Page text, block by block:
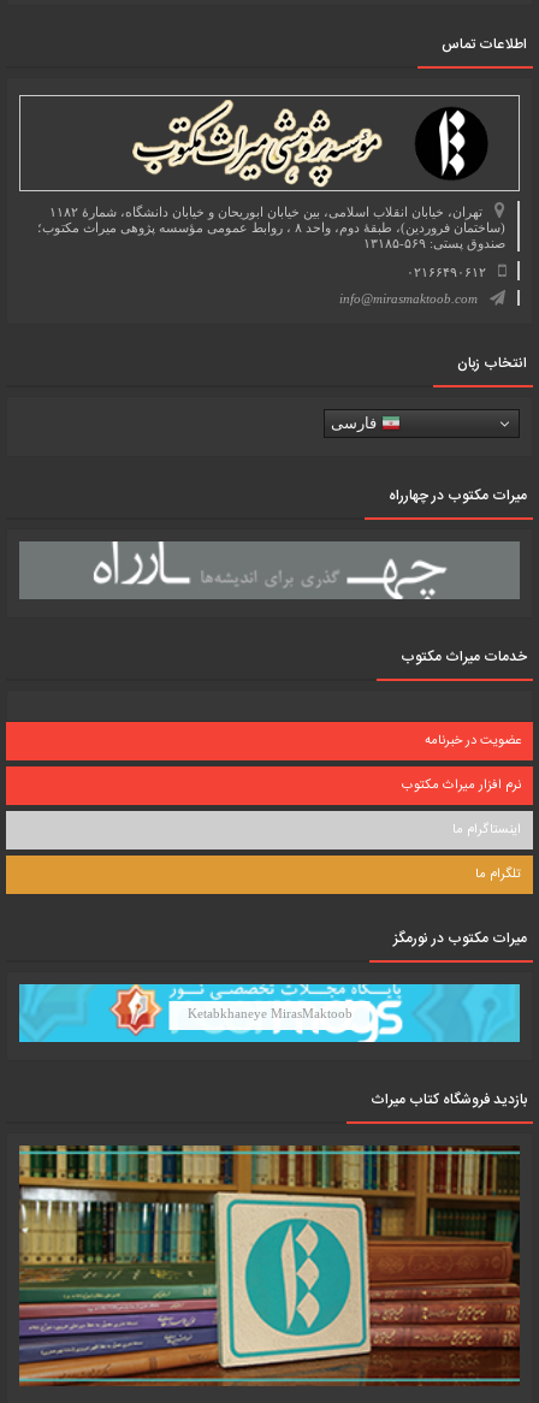
اطلاعات تماس
تهران، خیابان انقلاب اسلامی، بین خیابان ابوریحان و خیابان دانشگاه، شمارۀ ۱۱۸۲
(ساختمان فروردین)، طبقۀ دوم، واحد ۸ ، روابط عمومی مؤسسه پژوهی میراث مکتوب؛
صندوق پستی: ۵۶۹-۱۳۱۸۵
۰۲۱۶۶۴۹۰۶۱۲
info@mirasmaktoob.com
انتخاب زبان
فارسی
میرات مکتوب در چهارراه
خدمات میراث مکتوب
عضویت در خبرنامه
نرم افزار میراث مکتوب
اینستاگرام ما
تلگرام ما
میرات مکتوب در نورمگز
Ketabkhaneye MirasMaktoob
بازدید فروشگاه کتاب میراث